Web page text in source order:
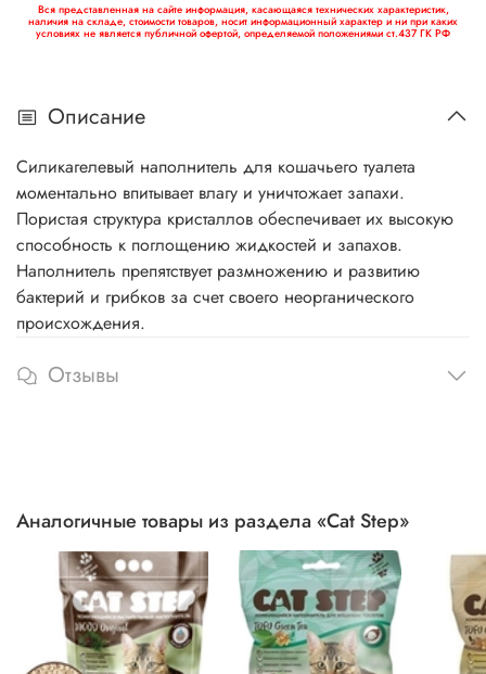
Вся представленная на сайте информация, касающаяся технических характеристик,
наличия на складе, стоимости товаров, носит информационный характер и ни при каких
условиях не является публичной офертой, определяемой положениями ст.437 ГК РФ
Описание
Cиликагелевый наполнитель для кошачьего туалета
моментально впитывает влагу и уничтожает запахи.
Пористая структура кристаллов обеспечивает их высокую
способность к поглощению жидкостей и запахов.
Наполнитель препятствует размножению и развитию
бактерий и грибков за счет своего неорганического
происхождения.
Отзывы
Аналогичные товары из раздела «Cat Step»